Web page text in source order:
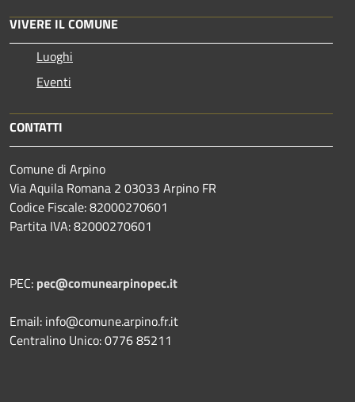
VIVERE IL COMUNE
Luoghi
Eventi
CONTATTI
Comune di Arpino
Via Aquila Romana 2 03033 Arpino FR
Codice Fiscale: 82000270601
Partita IVA: 82000270601
PEC: pec@comunearpinopec.it
Email: info@comune.arpino.fr.it
Centralino Unico: 0776 85211